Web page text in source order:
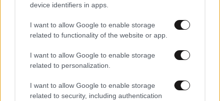
device identifiers in apps.
I want to allow Google to enable storage
related to functionality of the website or app.
I want to allow Google to enable storage
related to personalization.
I want to allow Google to enable storage
related to security, including authentication
TRENDING